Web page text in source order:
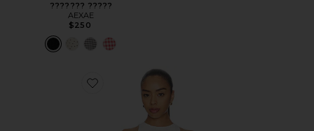
??????? ?????
AEXAE
$250
Favorite ТОП TOP